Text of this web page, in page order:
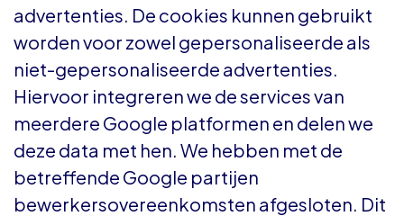
advertenties. De cookies kunnen gebruikt
worden voor zowel gepersonaliseerde als
niet-gepersonaliseerde advertenties.
Hiervoor integreren we de services van
meerdere Google platformen en delen we
deze data met hen. We hebben met de
betreffende Google partijen
bewerkersovereenkomsten afgesloten. Dit